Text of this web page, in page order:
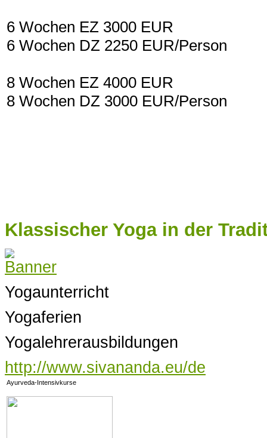
6 Wochen EZ 3000 EUR
6 Wochen DZ 2250 EUR/Person
8 Wochen EZ 4000 EUR
8 Wochen DZ 3000 EUR/Person
Klassischer Yoga in der
Yogaunterricht
Yogaferien
Yogalehrerausbildungen
http://www.sivananda.eu/de
Ayurveda-Intensivkurse